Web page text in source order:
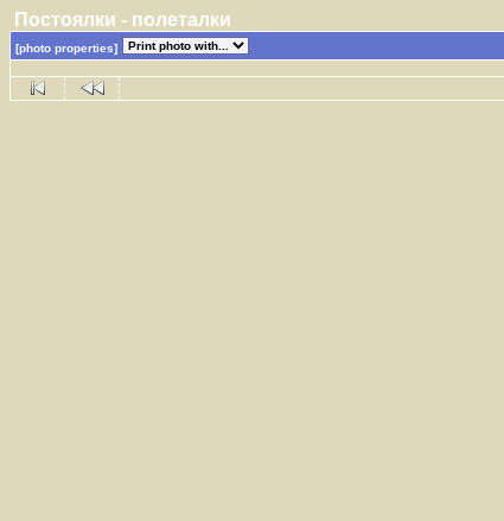
Постоялки - полеталки
[photo properties]